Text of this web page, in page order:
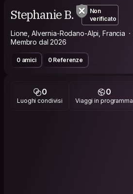
Stephanie B.
Non
verificato
Lione, Alvernia-Rodano-Alpi, Francia
Membro dal 2026
0 amici 0 Referenze
0
Luoghi condivisi
0
Viaggi in programma